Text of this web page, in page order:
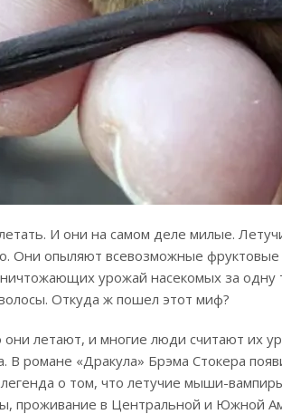
И они на самом деле милые.
Они опыляют всевозможные
урожай насекомых за одну
Откуда ж пошел этот миф?
летают, и многие люди считают их
В романе «Дракула» Брэма Стокера
о том, что летучие мыши-
проживание в Центральной и Южной